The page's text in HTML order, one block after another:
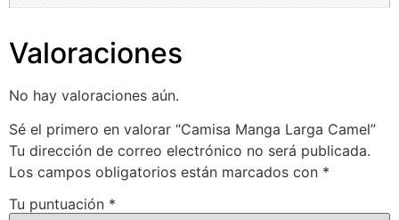
Valoraciones
No hay valoraciones aún.
Sé el primero en valorar “Camisa Manga Larga Camel”
Tu dirección de correo electrónico no será publicada.
Los campos obligatorios están marcados con *
Tu puntuación *